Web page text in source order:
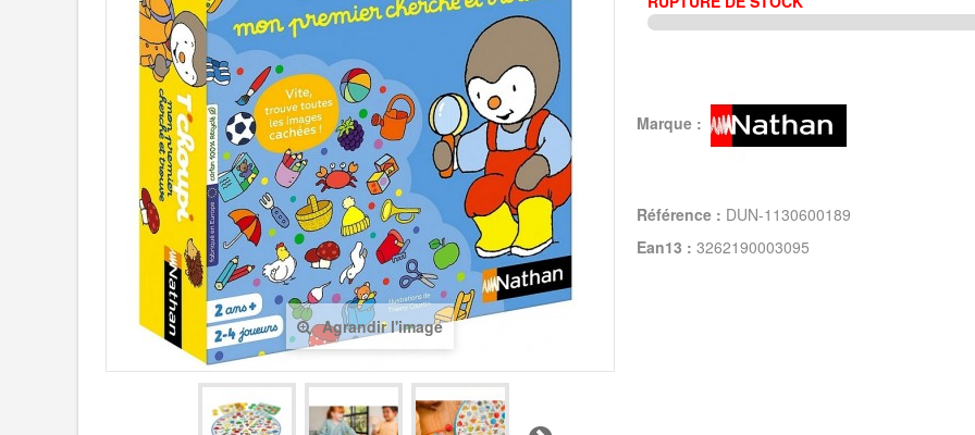
Agrandir l'image
Marque :
Référence : DUN-1130600189
Ean13 : 3262190003095